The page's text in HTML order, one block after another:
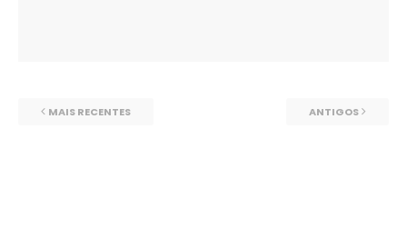
MAIS RECENTES ANTIGOS